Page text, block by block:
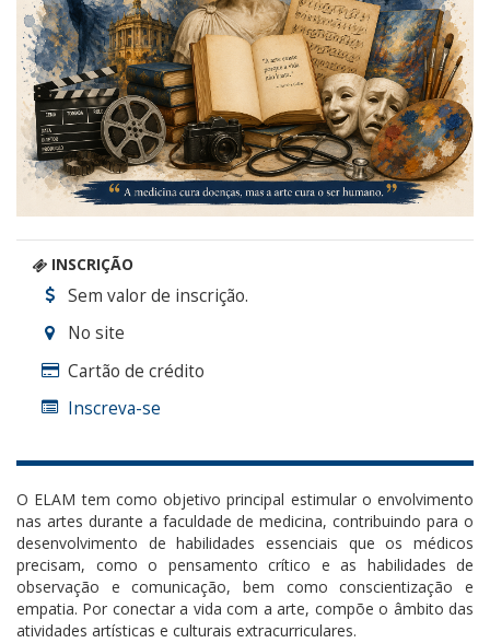
INSCRIÇÃO
Sem valor de inscrição.
No site
Cartão de crédito
Inscreva-se
O ELAM tem como objetivo principal estimular o envolvimento
nas artes durante a faculdade de medicina, contribuindo para o
desenvolvimento de habilidades essenciais que os médicos
precisam, como o pensamento crítico e as habilidades de
observação e comunicação, bem como conscientização e
empatia. Por conectar a vida com a arte, compõe o âmbito das
atividades artísticas e culturais extracurriculares.